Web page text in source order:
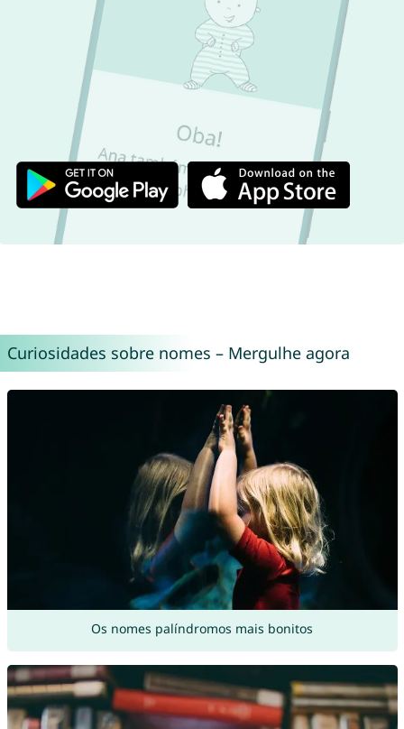
Curiosidades sobre nomes – Mergulhe agora
Os nomes palíndromos mais bonitos